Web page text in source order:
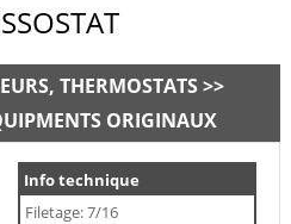
THERMOSTATS >>
ORIGINAUX
Info technique
Filetage: 7/16